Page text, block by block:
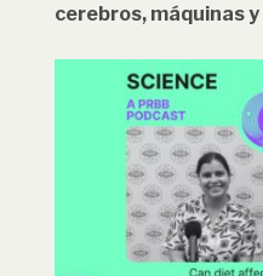
cerebros, máquinas